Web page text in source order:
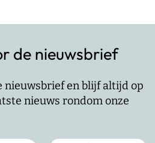
de nieuwsbrief
nieuwsbrief en blijf altijd op
nieuws rondom onze